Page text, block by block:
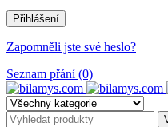
Zapomněli jste své heslo?
Seznam přání (0)